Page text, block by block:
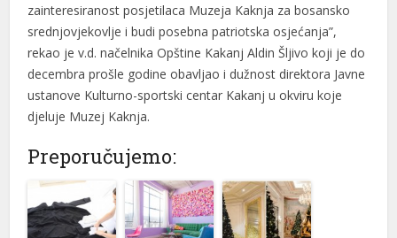
zainteresiranost posjetilaca Muzeja Kaknja za bosansko
srednjovjekovlje i budi posebna patriotska osjećanja”,
rekao je v.d. načelnika Opštine Kakanj Aldin Šljivo koji je do
decembra prošle godine obavljao i dužnost direktora Javne
ustanove Kulturno-sportski centar Kakanj u okviru koje
djeluje Muzej Kaknja.
Preporučujemo: